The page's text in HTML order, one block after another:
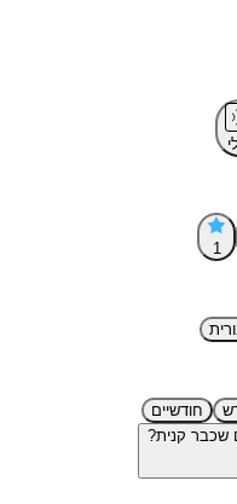
1
חודשיים
שכבר קנית?